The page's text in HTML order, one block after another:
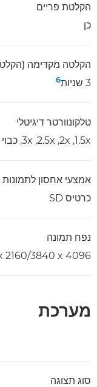
הקלטת פריים
כן
הקלטה מקדימה
3 שניות
6
טלקונוורטר דיגיטלי
1.5x,‏ 2x,‏ 2.5x,‏ 3x, כבוי
אמצעי אחסון לתמונות
כרטיס SD
נפח תמונה
4096 x‏ 2160/3840 ‏x‏ 2160/2048 x‏ 1080/1920 x‏ 1080‏
מערכת
סוג תצוגה